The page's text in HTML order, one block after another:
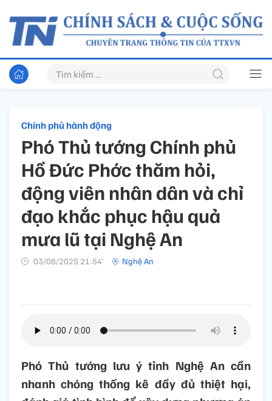
Chính phủ hành động
Phó Thủ tướng Chính phủ
Hồ Đức Phớc thăm hỏi,
động viên nhân dân và chỉ
đạo khắc phục hậu quả
mưa lũ tại Nghệ An
03/08/2025 21:54’ Nghệ An
Phó Thủ tướng lưu ý tỉnh Nghệ An cần
nhanh chóng thống kê đầy đủ thiệt hại,